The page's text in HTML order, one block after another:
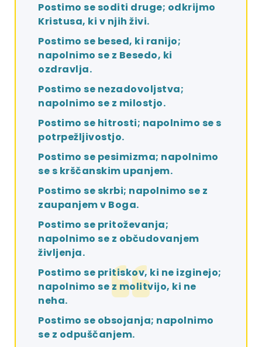
Postimo se soditi druge; odkrijmo
Kristusa, ki v njih živi.
Postimo se besed, ki ranijo;
napolnimo se z Besedo, ki
ozdravlja.
Postimo se nezadovoljstva;
napolnimo se z milostjo.
Postimo se hitrosti; napolnimo se s
potrpežljivostjo.
Postimo se pesimizma; napolnimo
se s krščanskim upanjem.
Postimo se skrbi; napolnimo se z
zaupanjem v Boga.
Postimo se pritoževanja;
napolnimo se z občudovanjem
življenja.
Postimo se pritiskov, ki ne izginejo;
napolnimo se z molitvijo, ki ne
neha.
Postimo se obsojanja; napolnimo
se z odpuščanjem.